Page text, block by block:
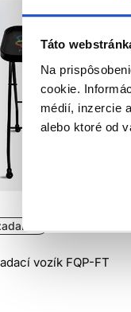
Táto
Na
cookie.
médií, inzercie
alebo ktoré od
vozík FQP-FT